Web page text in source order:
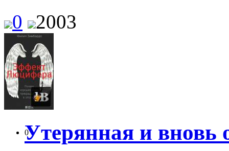
0 2003
0
Утерянная и вновь